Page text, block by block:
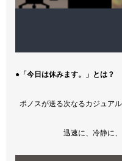
●「今日は休みます。」とは？
ポノスが送る次なるカジュア
迅速に、冷静に